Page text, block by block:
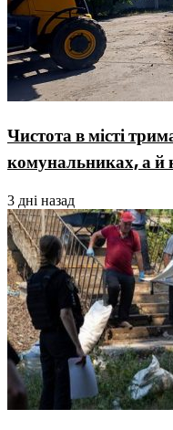
Чистота в місті
комунальниках, а й
3 дні назад